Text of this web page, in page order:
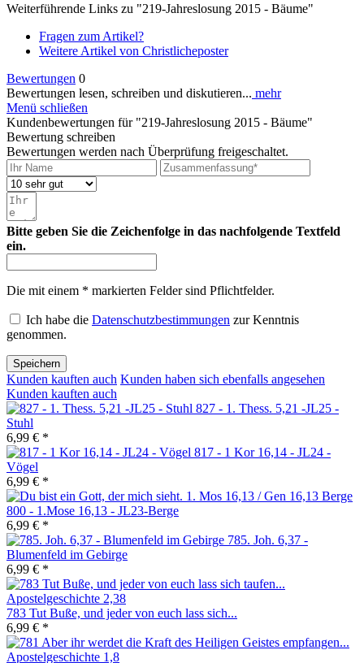
Weiterführende Links zu "219-Jahreslosung 2015 - Bäume"
Fragen zum Artikel?
Weitere Artikel von Christlicheposter
Bewertungen 0
Bewertungen lesen, schreiben und diskutieren... mehr
Menü schließen
Kundenbewertungen für "219-Jahreslosung 2015 - Bäume"
Bewertung schreiben
Bewertungen werden nach Überprüfung freigeschaltet.
Bitte geben Sie die Zeichenfolge in das nachfolgende Textfeld
ein.
Die mit einem * markierten Felder sind Pflichtfelder.
Ich habe die Datenschutzbestimmungen zur Kenntnis
genommen.
Speichern
Kunden kauften auch Kunden haben sich ebenfalls angesehen
Kunden kauften auch
827 - 1. Thess. 5,21 -JL25 -
Stuhl
6,99 € *
817 - 1 Kor 16,14 - JL24 -
Vögel
6,99 € *
800 - 1.Mose 16,13 - JL23-Berge
6,99 € *
785. Joh. 6,37 -
Blumenfeld im Gebirge
6,99 € *
783 Tut Buße, und jeder von euch lass sich...
6,99 € *